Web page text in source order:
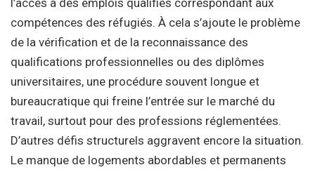
l’accès à des emplois qualifiés correspondant aux
compétences des réfugiés. À cela s’ajoute le problème
de la vérification et de la reconnaissance des
qualifications professionnelles ou des diplômes
universitaires, une procédure souvent longue et
bureaucratique qui freine l’entrée sur le marché du
travail, surtout pour des professions réglementées.
D’autres défis structurels aggravent encore la situation.
Le manque de logements abordables et permanents